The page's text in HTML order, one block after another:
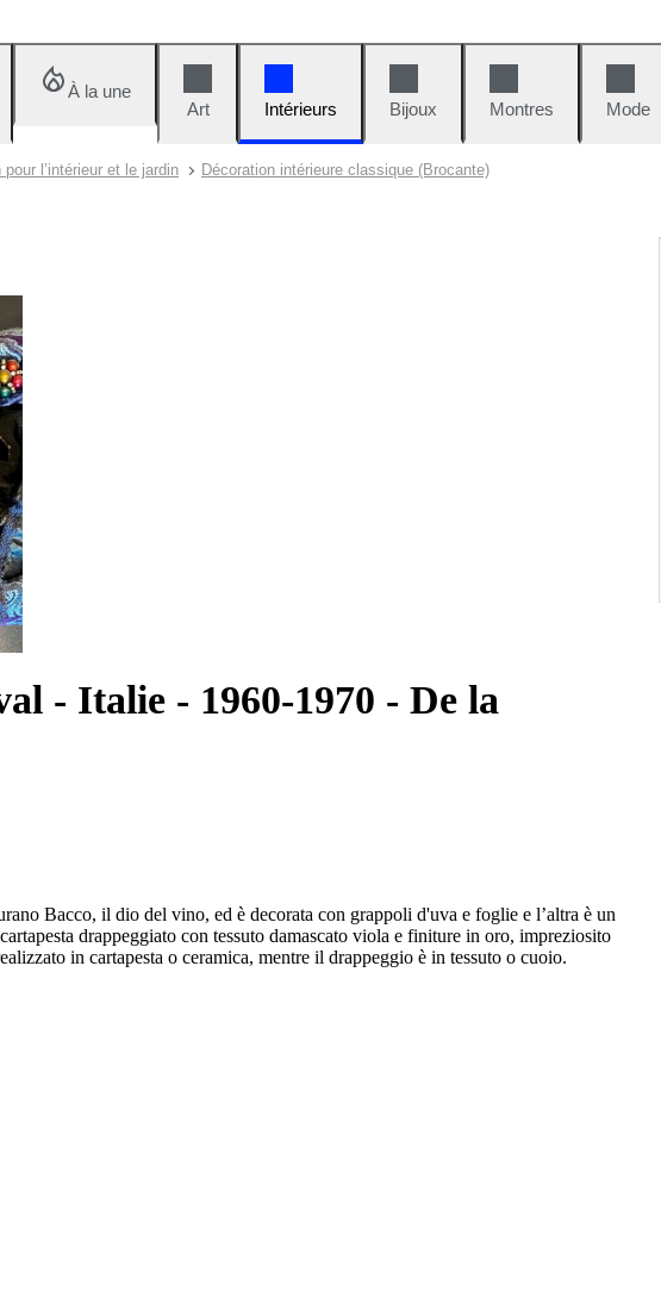
À la une
Art
Intérieurs Bijoux Montres Mode
pour l’intérieur et le jardin Décoration intérieure classique (Brocante)
- Italie - 1960-1970 - De la
Bacco, il dio del vino, ed è decorata con grappoli d'uva e foglie e l’altra è un
drappeggiato con tessuto damascato viola e finiture in oro, impreziosito
in cartapesta o ceramica, mentre il drappeggio è in tessuto o cuoio.
o ceramica, dipinta con colori acrilici e rifinita con foglia d'oro o